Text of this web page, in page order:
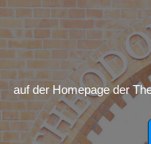
auf der Homepage der